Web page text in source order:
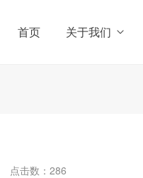
首页 关于我们
点击数： 286